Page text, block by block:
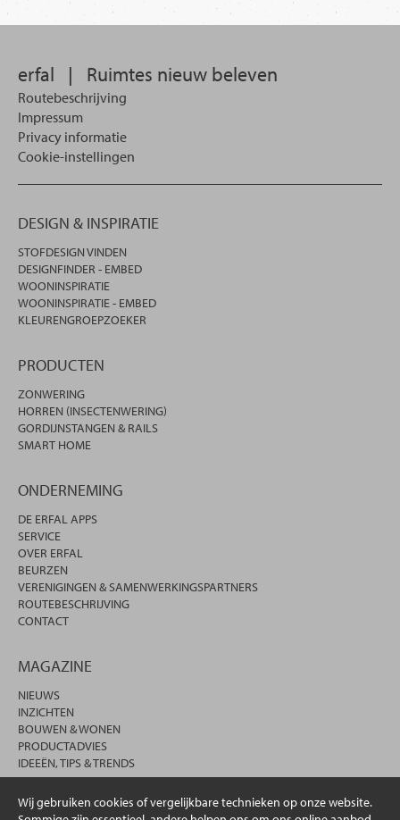
Wij gebruiken cookies of vergelijkbare technieken op onze website.
erfal | Ruimtes nieuw beleven
Routebeschrijving
Impressum
Privacy informatie
Cookie-instellingen
DESIGN & INSPIRATIE
STOFDESIGN VINDEN
DESIGNFINDER - EMBED
WOONINSPIRATIE
WOONINSPIRATIE - EMBED
KLEURENGROEPZOEKER
PRODUCTEN
ZONWERING
HORREN (INSECTENWERING)
GORDIJNSTANGEN & RAILS
SMART HOME
ONDERNEMING
DE ERFAL APPS
SERVICE
OVER ERFAL
BEURZEN
VERENIGINGEN & SAMENWERKINGSPARTNERS
ROUTEBESCHRIJVING
CONTACT
MAGAZINE
NIEUWS
INZICHTEN
BOUWEN & WONEN
PRODUCTADVIES
IDEEËN, TIPS & TRENDS